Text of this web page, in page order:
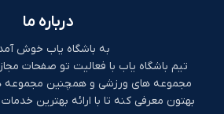
درباره ما
به باشگاه یاب خوش
تیم باشگاه یاب با فعالیت تو صفحات
مجموعه های ورزشی و همچنین مجموعه
بهتون معرفی کنه تا با ارائه بهترین